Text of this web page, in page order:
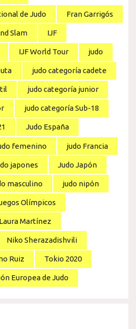
de Judo Fran Garrigós
Slam IJF
IJF World Tour judo
judo categoría cadete
judo categoría junior
judo categoría Sub-18
Judo España
femenino judo Francia
japones Judo Japón
masculino judo nipón
Olímpicos
Laura Martínez
Niko Sherazadishvili
Ruiz Tokio 2020
Europea de Judo